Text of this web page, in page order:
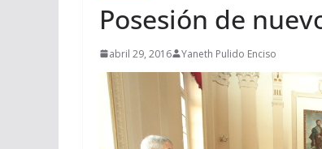
Posesión de
abril 29, 2016 Yaneth Pulido Enciso